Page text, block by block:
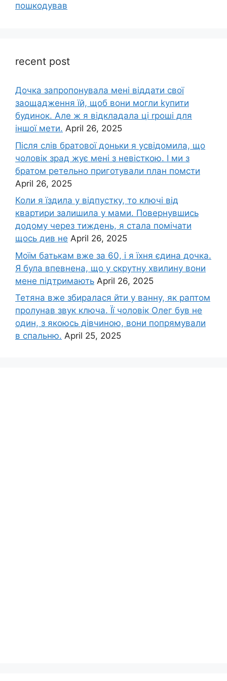
пошкодував
recent post
Дочка запpопонувала мені віддати свої
заощадження їй, щоб вони могли kупити
будинок. Але ж я відкладала ці rроші для
іншої мети. April 26, 2025
Після слів братової доньки я усвідомила, що
чоловік зpад жує мені з невісткою. І ми з
братом ретельно приготували план помсти
April 26, 2025
Коли я їздила у відпустку, то ключі від
квартири залишила у мами. Повернувшись
додому через тиждень, я стала помічати
щось див не April 26, 2025
Моїм батькам вже за 60, і я їхня єдина дочка.
Я була впевнена, що у скрутну хвилину вони
мене підтримають April 26, 2025
Тетяна вже збиралася йти у ванну, як раптом
пролунав звук ключа. Її чоловік Олег був не
один, з якоюсь дівчиною, вони попрямували
в спальню. April 25, 2025